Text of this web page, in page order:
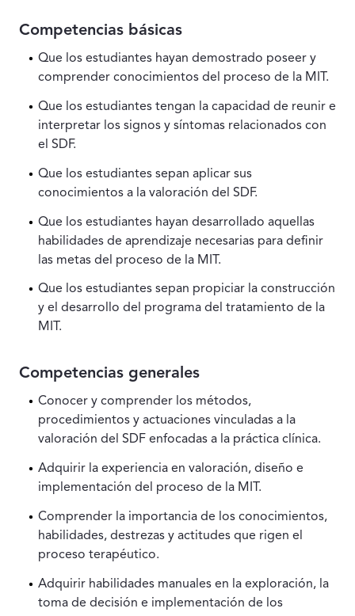
Competencias básicas
Que los estudiantes hayan demostrado poseer y
comprender conocimientos del proceso de la MIT.
Que los estudiantes tengan la capacidad de reunir e
interpretar los signos y síntomas relacionados con
el SDF.
Que los estudiantes sepan aplicar sus
conocimientos a la valoración del SDF.
Que los estudiantes hayan desarrollado aquellas
habilidades de aprendizaje necesarias para definir
las metas del proceso de la MIT.
Que los estudiantes sepan propiciar la construcción
y el desarrollo del programa del tratamiento de la
MIT.
Competencias generales
Conocer y comprender los métodos,
procedimientos y actuaciones vinculadas a la
valoración del SDF enfocadas a la práctica clínica.
Adquirir la experiencia en valoración, diseño e
implementación del proceso de la MIT.
Comprender la importancia de los conocimientos,
habilidades, destrezas y actitudes que rigen el
proceso terapéutico.
Adquirir habilidades manuales en la exploración, la
toma de decisión e implementación de los